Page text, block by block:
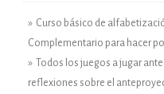
» Curso básico de
Complementario para hacer
» Todos los juegos a jugar
reflexiones sobre el